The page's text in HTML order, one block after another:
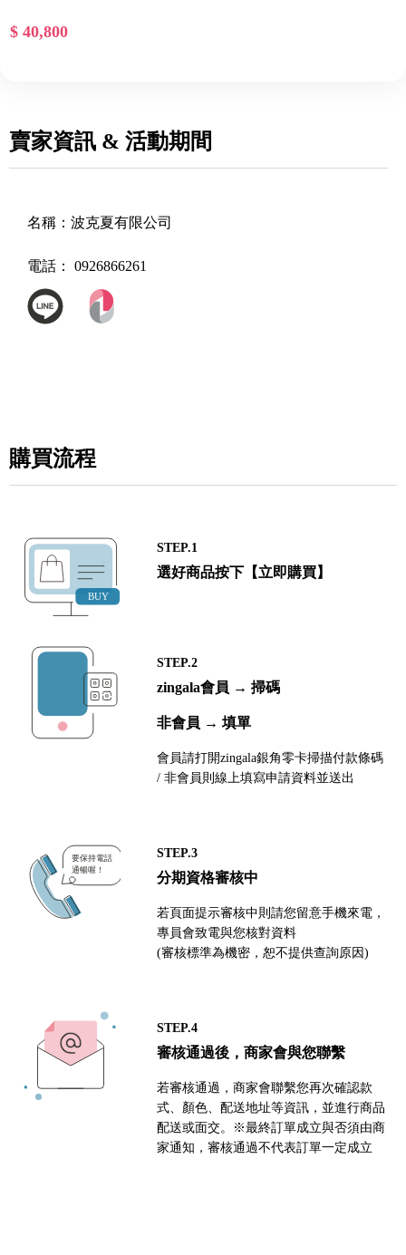
$ 40,800
賣家資訊 & 活動期間
名稱： 波克夏有限公司
電話： 0926866261
購買流程
STEP.1
選好商品按下【立即購買】
STEP.2
zingala會員 → 掃碼
非會員 → 填單
會員請打開zingala銀角零卡掃描付款條碼
/ 非會員則線上填寫申請資料並送出
STEP.3
分期資格審核中
若頁面提示審核中則請您留意手機來電，
專員會致電與您核對資料
(審核標準為機密，恕不提供查詢原因)
STEP.4
審核通過後，商家會與您聯繫
若審核通過，商家會聯繫您再次確認款
式、顏色、配送地址等資訊，並進行商品
配送或面交。※最終訂單成立與否須由商
家通知，審核通過不代表訂單一定成立